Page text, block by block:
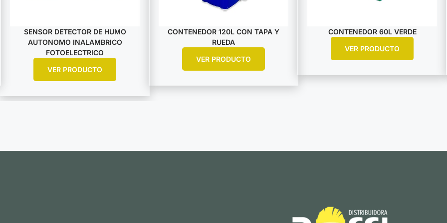
SENSOR DETECTOR DE HUMO
AUTONOMO INALAMBRICO
FOTOELECTRICO
VER PRODUCTO
CONTENEDOR 120L CON TAPA Y
RUEDA
VER PRODUCTO
CONTENEDOR 60L VERDE
VER PRODUCTO